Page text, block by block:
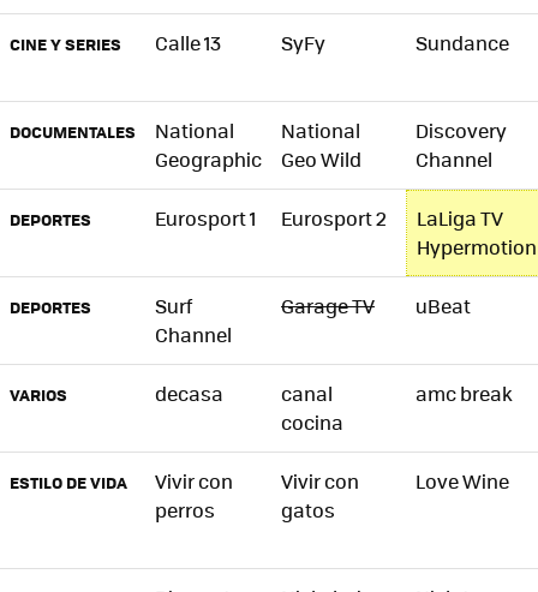
CINE Y SERIES Calle 13 SyFy Sundance
DOCUMENTALES
National
Geographic
National
Geo Wild
Discovery
Channel
DEPORTES Eurosport 1 Eurosport 2
LaLiga TV
Hypermotion
DEPORTES
Surf
Channel
Garage TV uBeat
VARIOS decasa
canal
cocina
amc break
ESTILO DE VIDA
Vivir con
perros
Vivir con
gatos
Love Wine